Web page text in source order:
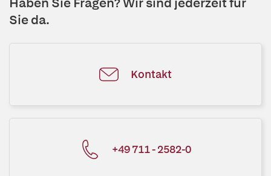
Sie da.
Kontakt
+49 711 - 2582-0